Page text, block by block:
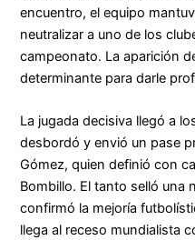
encuentro, el equipo
neutralizar a uno de los
campeonato. La aparición
determinante para darle
La jugada decisiva llegó a
desbordó y envió un pase
Gómez, quien definió con
Bombillo. El tanto selló una
confirmó la mejoría
llega al receso mundialista